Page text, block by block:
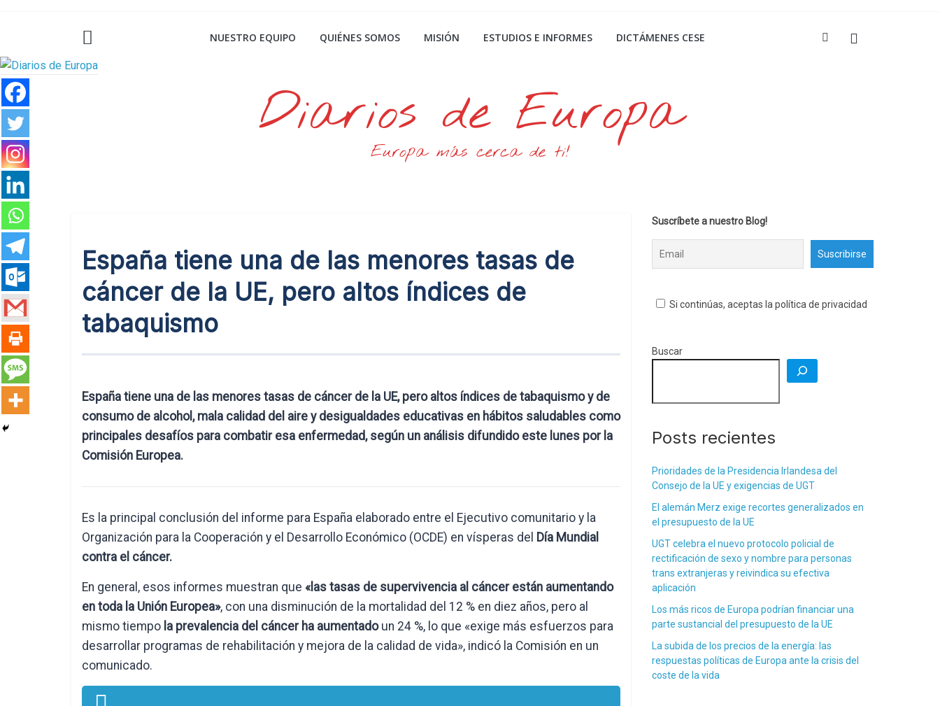
NUESTRO EQUIPO QUIÉNES SOMOS MISIÓN ESTUDIOS E INFORMES DICTÁMENES CESE
Diarios de Europa
Europa más cerca de ti!
España tiene una de las menores tasas de
cáncer de la UE, pero altos índices de
tabaquismo
España tiene una de las menores tasas de cáncer de la UE, pero altos índices de tabaquismo y de
consumo de alcohol, mala calidad del aire y desigualdades educativas en hábitos saludables como
principales desafíos para combatir esa enfermedad, según un análisis difundido este lunes por la
Comisión Europea.
Es la principal conclusión del informe para España elaborado entre el Ejecutivo comunitario y la
Organización para la Cooperación y el Desarrollo Económico (OCDE) en vísperas del Día Mundial
contra el cáncer.
En general, esos informes muestran que «las tasas de supervivencia al cáncer están aumentando
en toda la Unión Europea», con una disminución de la mortalidad del 12 % en diez años, pero al
mismo tiempo la prevalencia del cáncer ha aumentadoun 24 %, lo que «exige más esfuerzos para
desarrollar programas de rehabilitación y mejora de la calidad de vida», indicó la Comisión en un
comunicado.
Suscríbete a nuestro Blog!
Si continúas, aceptas la política de privacidad
Buscar
Posts recientes
Prioridades de la Presidencia Irlandesa del
Consejo de la UE y exigencias de UGT
El alemán Merz exige recortes generalizados en
el presupuesto de la UE
UGT celebra el nuevo protocolo policial de
rectificación de sexo y nombre para personas
trans extranjeras y reivindica su efectiva
aplicación
Los más ricos de Europa podrían financiar una
parte sustancial del presupuesto de la UE
La subida de los precios de la energía: las
respuestas políticas de Europa ante la crisis del
coste de la vida